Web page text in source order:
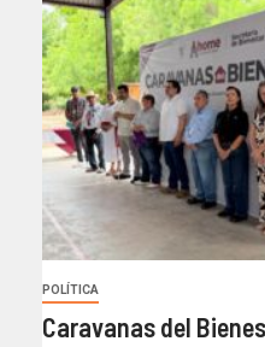
POLÍTICA
Caravanas del